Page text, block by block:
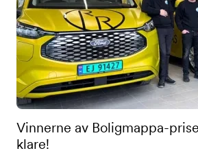
Vinnerne av Boligmappa-
klare!